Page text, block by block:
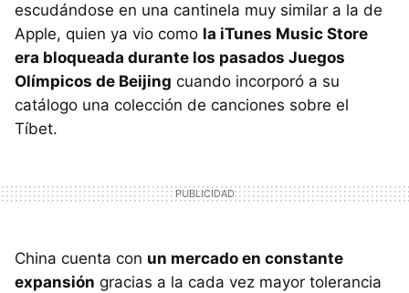
escudándose en una cantinela muy similar a la de
Apple, quien ya vio como la iTunes Music Store
era bloqueada durante los pasados Juegos
Olímpicos de Beijing cuando incorporó a su
catálogo una colección de canciones sobre el
Tíbet.
China cuenta con un mercado en constante
expansión gracias a la cada vez mayor tolerancia